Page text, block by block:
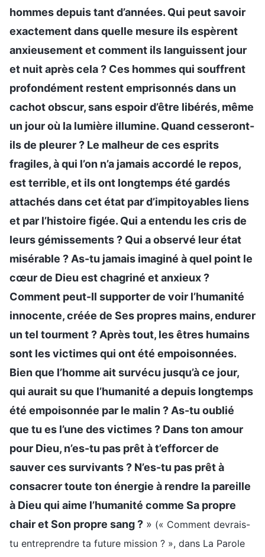
hommes depuis tant d’années. Qui peut savoir
exactement dans quelle mesure ils espèrent
anxieusement et comment ils languissent jour
et nuit après cela ? Ces hommes qui souffrent
profondément restent emprisonnés dans un
cachot obscur, sans espoir d’être libérés, même
un jour où la lumière illumine. Quand cesseront-
ils de pleurer ? Le malheur de ces esprits
fragiles, à qui l’on n’a jamais accordé le repos,
est terrible, et ils ont longtemps été gardés
attachés dans cet état par d’impitoyables liens
et par l’histoire figée. Qui a entendu les cris de
leurs gémissements ? Qui a observé leur état
misérable ? As-tu jamais imaginé à quel point le
cœur de Dieu est chagriné et anxieux ?
Comment peut-Il supporter de voir l’humanité
innocente, créée de Ses propres mains, endurer
un tel tourment ? Après tout, les êtres humains
sont les victimes qui ont été empoisonnées.
Bien que l’homme ait survécu jusqu’à ce jour,
qui aurait su que l’humanité a depuis longtemps
été empoisonnée par le malin ? As-tu oublié
que tu es l’une des victimes ? Dans ton amour
pour Dieu, n’es-tu pas prêt à t’efforcer de
sauver ces survivants ? N’es-tu pas prêt à
consacrer toute ton énergie à rendre la pareille
à Dieu qui aime l’humanité comme Sa propre
chair et Son propre sang ? » (« Comment devrais-
tu entreprendre ta future mission ? », dans La Parole